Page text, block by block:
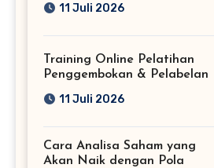
11 Juli 2026
Training Online Pelatihan
Penggembokan & Pelabelan
11 Juli 2026
Cara Analisa Saham yang
Akan Naik dengan Pola